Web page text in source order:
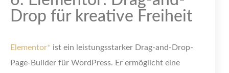
Drop für kreative Freiheit
Elementor* ist ein leistungsstarker Drag-and-Drop-
Page-Builder für WordPress. Er ermöglicht eine